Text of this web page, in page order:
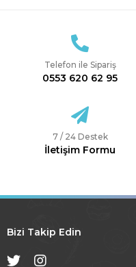
Telefon ile Sipariş
0553 620 62 95
7 / 24 Destek
İletişim Formu
Bizi Takip Edin